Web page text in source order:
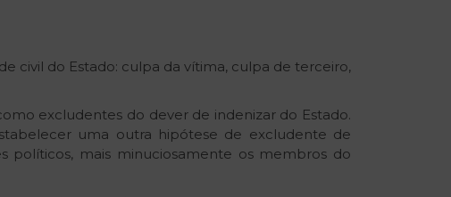
civil do Estado: culpa da vítima, culpa de terceiro,
excludentes do dever de indenizar do Estado.
uma outra hipótese de excludente de
políticos, mais minuciosamente os membros do